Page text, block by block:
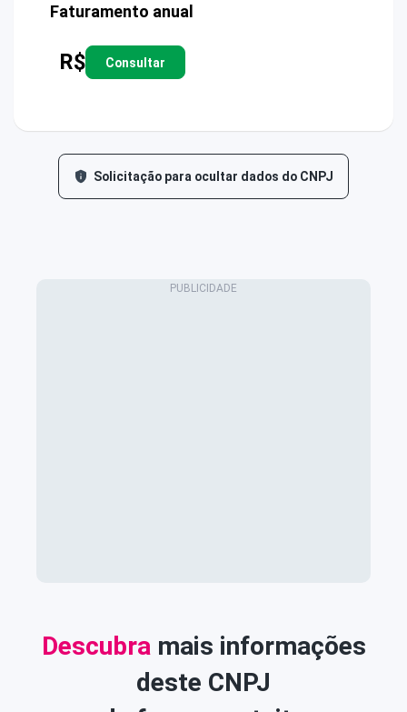
Faturamento anual
R$ Consultar
Solicitação para ocultar dados do CNPJ
Descubramais informações
deste CNPJ